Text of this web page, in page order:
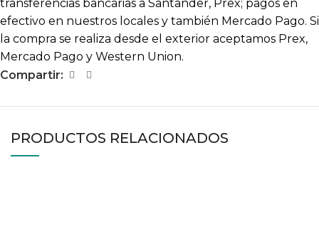
transferencias bancarias a Santander, Prex; pagos en
efectivo en nuestros locales y también Mercado Pago. Si
la compra se realiza desde el exterior aceptamos Prex,
Mercado Pago y Western Union.
Compartir:
PRODUCTOS RELACIONADOS